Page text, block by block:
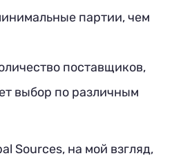
партии, чем
поставщиков,
выбор по различным
Sources, на мой взгляд,